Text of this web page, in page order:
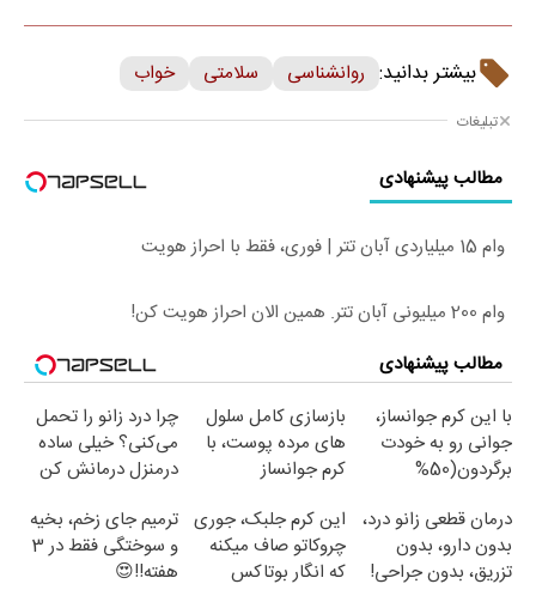
بیشتر بدانید: روانشناسی سلامتی خواب
تبلیغات
مطالب پیشنهادی
وام 15 میلیاردی آبان تتر | فوری، فقط با احراز هویت
وام 200 میلیونی آبان تتر. همین الان احراز هویت کن!
مطالب پیشنهادی
با این کرم جوانساز،
جوانی رو به خودت
برگردون(50%
بازسازی کامل سلول
های مرده پوست، با
کرم جوانساز
چرا درد زانو را تحمل
می‌کنی؟ خیلی ساده
درمنزل درمانش کن
درمان قطعی زانو درد،
بدون دارو، بدون
تزریق، بدون جراحی!
این کرم جلبک، جوری
چروکاتو صاف میکنه
که انگار بوتاکس
ترمیم جای زخم، بخیه
و سوختگی فقط در 3
هفته!!😍